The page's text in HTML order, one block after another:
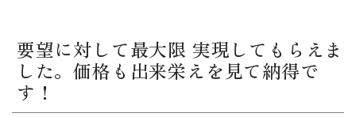
要望に対して最大限 実現してもらえま
した。価格も出来栄えを見て納得で
す！